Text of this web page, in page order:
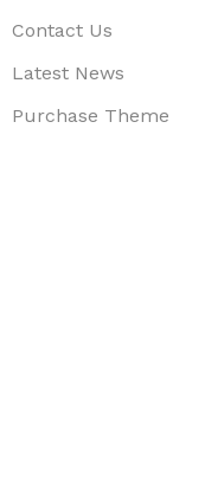
Contact Us
Latest News
Purchase Theme